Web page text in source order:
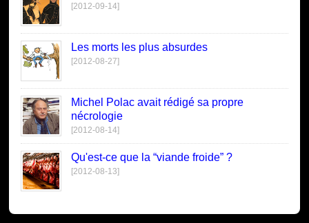
[2012-09-14]
Les morts les plus absurdes
[2012-08-27]
Michel Polac avait rédigé sa propre
nécrologie
[2012-08-14]
Qu'est-ce que la “viande froide” ?
[2012-08-13]